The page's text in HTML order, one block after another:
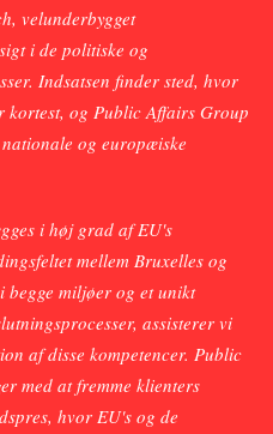
velunderbygget
i de politiske og
Indsatsen finder sted, hvor
kortest, og Public Affairs Group
og europæiske
i høj grad af EU's
mellem Bruxelles og
miljøer og et unikt
assisterer vi
af disse kompetencer. Public
med at fremme klienters
hvor EU's og de